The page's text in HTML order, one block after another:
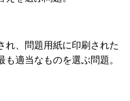
れ、問題用紙に印刷された
適当なものを選ぶ問題。